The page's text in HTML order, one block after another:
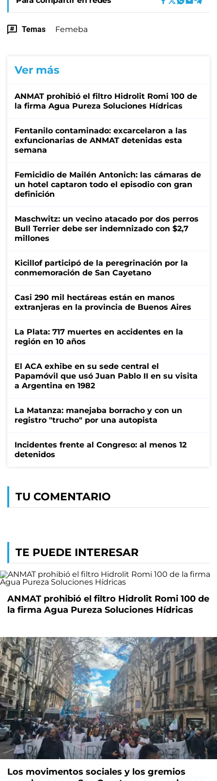
Temas Femeba
Ver más
ANMAT prohibió el filtro Hidrolit Romi 100 de
la firma Agua Pureza Soluciones Hídricas
Fentanilo contaminado: excarcelaron a las
exfuncionarias de ANMAT detenidas esta
semana
Femicidio de Mailén Antonich: las cámaras de
un hotel captaron todo el episodio con gran
definición
Maschwitz: un vecino atacado por dos perros
Bull Terrier debe ser indemnizado con $2,7
millones
Kicillof participó de la peregrinación por la
conmemoración de San Cayetano
Casi 290 mil hectáreas están en manos
extranjeras en la provincia de Buenos Aires
La Plata: 717 muertes en accidentes en la
región en 10 años
El ACA exhibe en su sede central el
Papamóvil que usó Juan Pablo II en su visita
a Argentina en 1982
La Matanza: manejaba borracho y con un
registro "trucho" por una autopista
Incidentes frente al Congreso: al menos 12
detenidos
TU COMENTARIO
TE PUEDE INTERESAR
ANMAT prohibió el filtro Hidrolit Romi 100 de
la firma Agua Pureza Soluciones Hídricas
Los movimentos sociales y los gremios